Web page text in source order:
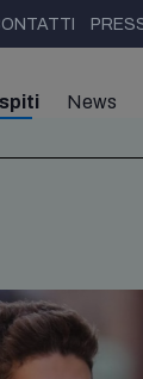
News